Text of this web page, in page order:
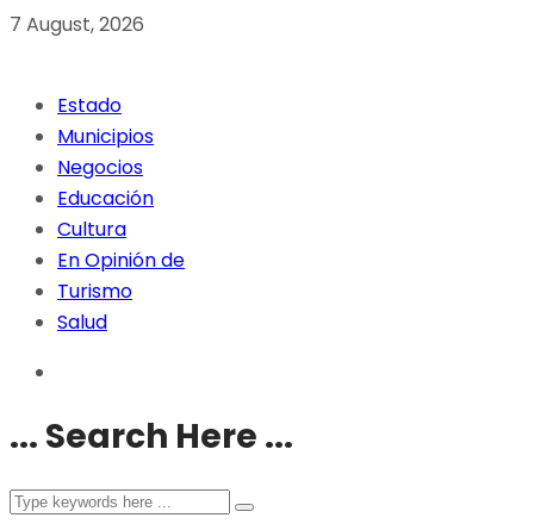
7 August, 2026
Estado
Municipios
Negocios
Educación
Cultura
En Opinión de
Turismo
Salud
... Search Here ...